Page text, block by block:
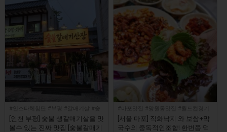
#인스타체험단 #부평 #갈매기살 #숯
불구이 #소고기
[인천 부평] 숯불 생갈매기살을 맛
볼수 있는 진짜 맛집 [숯불갈매기
#마포맛집 #망원동맛집 #월드컵경기
장맛집 #망원역맛집
[서울 마포] 직화낙지 와 보쌈+막
국수의 중독적인조합! 한번쯤 먹